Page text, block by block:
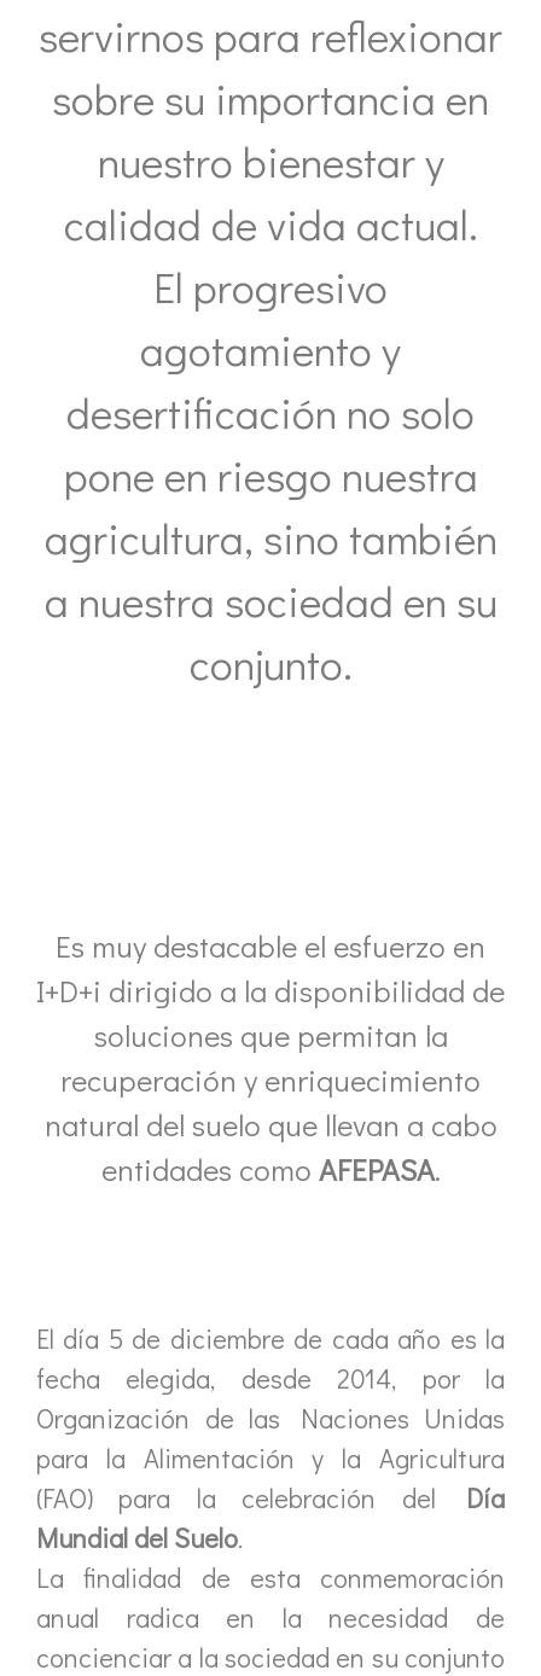
servirnos para reflexionar
sobre su importancia en
nuestro bienestar y
calidad de vida actual.
El progresivo
agotamiento y
desertificación no solo
pone en riesgo nuestra
agricultura, sino también
a nuestra sociedad en su
conjunto.
Es muy destacable el esfuerzo en
I+D+i dirigido a la disponibilidad de
soluciones que permitan la
recuperación y enriquecimiento
natural del suelo que llevan a cabo
entidades como AFEPASA.
El día 5 de diciembre de cada año es la
fecha elegida, desde 2014, por la
Organización de las Naciones Unidas
para la Alimentación y la Agricultura
(FAO) para la celebración del Día
Mundial del Suelo.
La finalidad de esta conmemoración
anual radica en la necesidad de
concienciar a la sociedad en su conjunto